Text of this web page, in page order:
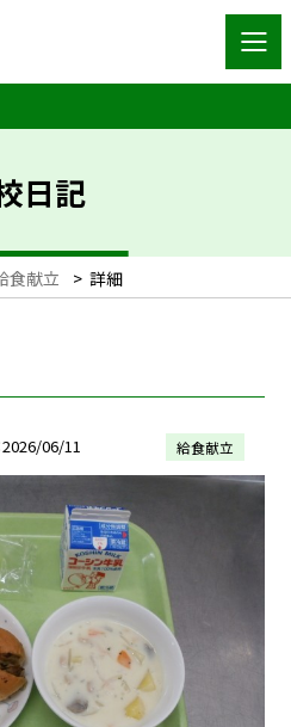
日記
食献立 > 詳細
2026/06/11 給食献立